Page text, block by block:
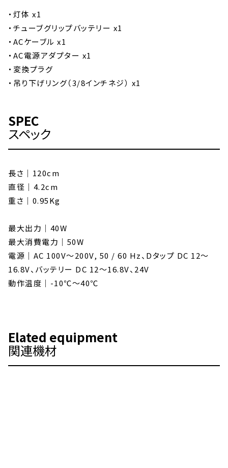
・灯体 x1
・チューブグリップバッテリー x1
・ACケーブル x1
・AC電源アダプター x1
・変換プラグ
・吊り下げリング（3/8インチネジ） x1
SPEC
スペック
長さ｜120cm
直径｜4.2cm
重さ｜0.95Kg
最大出力｜40W
最大消費電力｜50W
電源｜AC 100V～200V, 50 / 60 Hz、Dタップ DC 12～
16.8V、バッテリー DC 12～16.8V、24V
動作温度｜-10℃〜40℃
Elated equipment
関連機材